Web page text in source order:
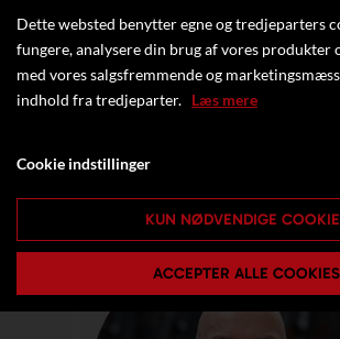
Dette websted benytter egne og tredjeparters
fungere, analysere din brug af vores produkter
med vores salgsfremmende og
indhold fra tredjeparter. Læs mere
Cookie indstillinger
KUN NØDVENDIGE
ACCEPTER ALLE COOKIES